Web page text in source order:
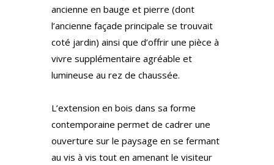
ancienne en bauge et pierre (dont
l’ancienne façade principale se trouvait
coté jardin) ainsi que d’offrir une pièce à
vivre supplémentaire agréable et
lumineuse au rez de chaussée.
L’extension en bois dans sa forme
contemporaine permet de cadrer une
ouverture sur le paysage en se fermant
au vis à vis tout en amenant le visiteur